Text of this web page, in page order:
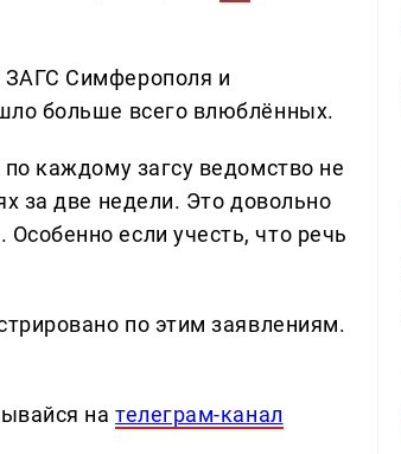
ЗАГС Симферополя и
больше всего влюблённых.
каждому загсу ведомство не
за две недели. Это довольно
если учесть, что речь
по этим заявлениям.
нателеграм-канал